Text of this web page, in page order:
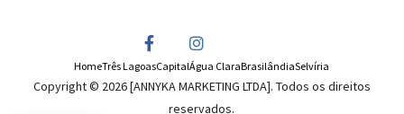
HomeTrês LagoasCapitalÁgua ClaraBrasilândiaSelvíria
Copyright © 2026 [ANNYKA MARKETING LTDA]. Todos os direitos
reservados.